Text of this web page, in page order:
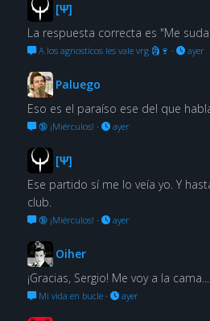
[Ψ]
La respuesta correcta es "Me
A los agnosticos les vale vrg 🗿🍷 · ayer
Paluego
Eso es el paraíso ese del que
🔞 ¡Miérculos! · ayer
[Ψ]
Ese partido sí me lo veía yo. Y
club.
🔞 ¡Miérculos! · ayer
Oiher
¡Gracias, Sergio! Me voy a la
Mi vida en bucle· ayer